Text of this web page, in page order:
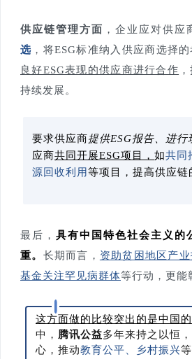
供应链管理方面 ，企业应对供应
选 ，将ESG标准纳入供应商选择
良好ESG表现的供应商进行合作
持续发展。
要求供应商提供ESG报告、进行
应商共同开展ESG项目， 如共同
源回收利用等项目，提高供应链
最后， 具有中国特色社会主义的
重。 长期而言， 资助贫困地区产
基金关注罕见病群体等行动，更能
这方面做的比较突出的是中国的
中， 腾讯公益多年来持之以恒
心，推动教育公平、乡村振兴